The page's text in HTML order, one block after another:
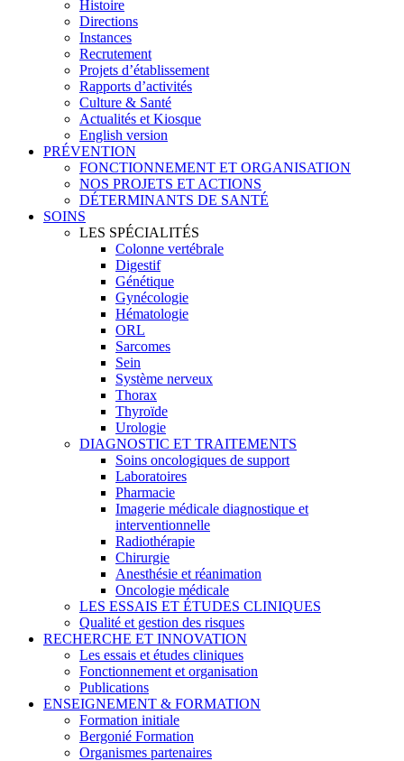
Histoire
Directions
Instances
Recrutement
Projets d’établissement
Rapports d’activités
Culture & Santé
Actualités et Kiosque
English version
PRÉVENTION
FONCTIONNEMENT ET ORGANISATION
NOS PROJETS ET ACTIONS
DÉTERMINANTS DE SANTÉ
SOINS
LES SPÉCIALITÉS
Colonne vertébrale
Digestif
Génétique
Gynécologie
Hématologie
ORL
Sarcomes
Sein
Système nerveux
Thorax
Thyroïde
Urologie
DIAGNOSTIC ET TRAITEMENTS
Soins oncologiques de support
Laboratoires
Pharmacie
Imagerie médicale diagnostique et
interventionnelle
Radiothérapie
Chirurgie
Anesthésie et réanimation
Oncologie médicale
LES ESSAIS ET ÉTUDES CLINIQUES
Qualité et gestion des risques
RECHERCHE ET INNOVATION
Les essais et études cliniques
Fonctionnement et organisation
Publications
ENSEIGNEMENT & FORMATION
Formation initiale
Bergonié Formation
Organismes partenaires